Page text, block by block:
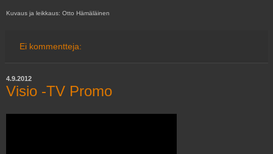
Kuvaus ja leikkaus: Otto Hämäläinen
Ei kommentteja:
4.9.2012
Visio -TV Promo